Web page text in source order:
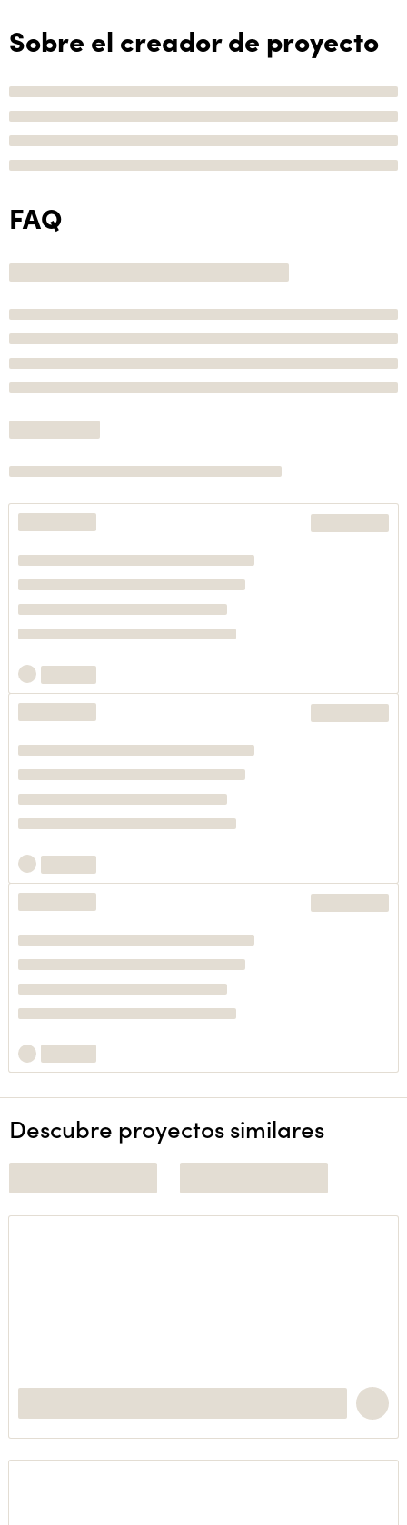
Sobre el creador de proyecto
FAQ
Descubre proyectos similares